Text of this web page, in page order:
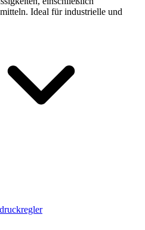
Ideal für industrielle und